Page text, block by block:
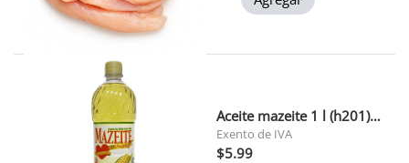
Aceite mazeite 1 l (h201) 1x12
Exento de IVA
$5.99